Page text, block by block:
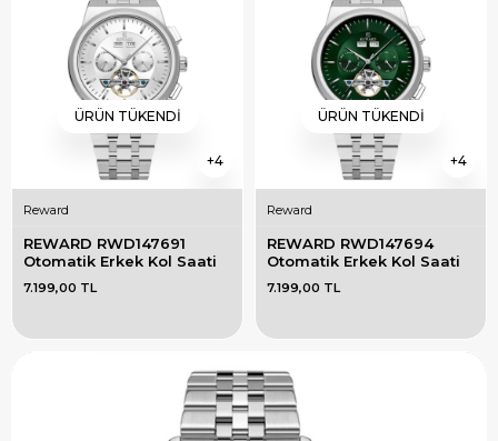
4
ÜRÜN TÜKENDI
Reward
REWARD RWD147691
Otomatik Erkek Kol Saati
7.199,00 TL
4
ÜRÜN TÜKENDI
Reward
REWARD RWD147694
Otomatik Erkek Kol Saati
7.199,00 TL